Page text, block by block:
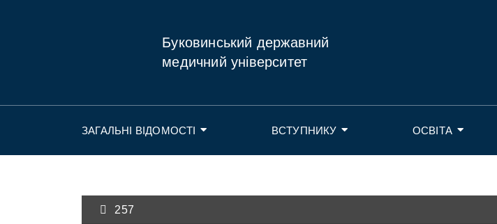
Буковинський державний
медичний університет
ЗАГАЛЬНІ ВІДОМОСТІ ВСТУПНИКУ ОСВІТА
257